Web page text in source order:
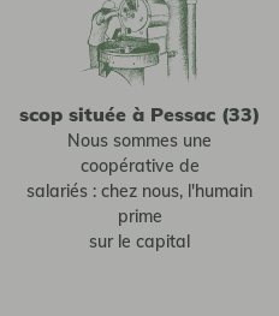
scop située à Pessac (33)
Nous sommes une
coopérative de
salariés : chez nous, l'humain
prime
sur le capital